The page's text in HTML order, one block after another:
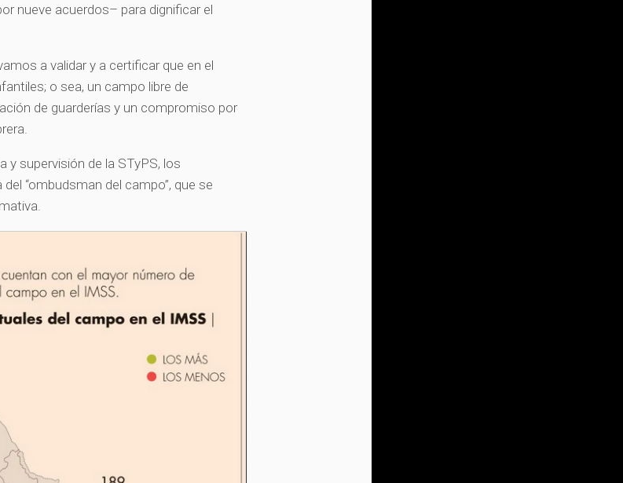
nueve acuerdos– para dignificar el
a validar y a certificar que en el
o sea, un campo libre de
de guarderías y un compromiso por
y supervisión de la STyPS, los
“ombudsman del campo”, que se